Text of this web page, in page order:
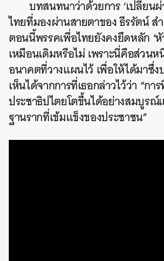
บทสนทนาว่าด้วยการ ‘เปลี่ยน
ไทยที่มองผ่านสายตาของ ธีรรัตน์ ส
ตอนนี้พรรคเพื่อไทยยังคงยึดหลัก ‘
เหมือนเดิมหรือไม่ เพราะนี่คือส่วน
อนาคตที่วางแผนไว้ เพื่อให้ได้มาซึ่
เห็นได้จากการที่เธอกล่าวไว้ว่า “กา
ประชาธิปไตยโตขึ้นได้อย่างสมบูร
ฐานรากที่เข้มแข็งของประชาชน”